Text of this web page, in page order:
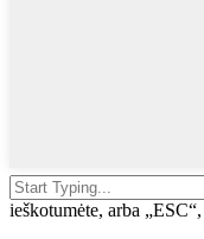
ieškotumėte, arba